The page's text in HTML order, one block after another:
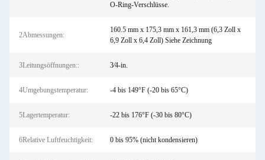
O-Ring-Verschlüsse.
2Abmessungen:
160.5 mm x 175,3 mm x 161,3 mm (6,3 Zoll x
6,9 Zoll x 6,4 Zoll) Siehe Zeichnung
3Leitungsöffnungen:: 3⁄4-in.
4Umgebungstemperatur: -4 bis 149°F (-20 bis 65°C)
5Lagertemperatur: -22 bis 176°F (-30 bis 80°C)
6Relative Luftfeuchtigkeit: 0 bis 95% (nicht kondensieren)